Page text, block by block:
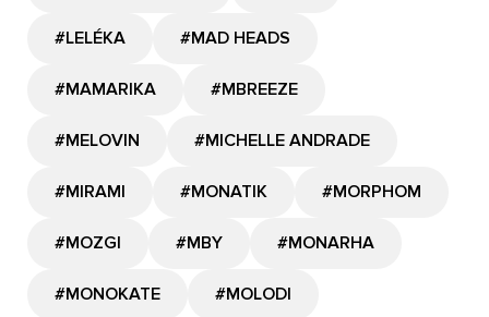
#LELÉKA #MAD HEADS
#MAMARIKA #MBREEZE
#MELOVIN #MICHELLE ANDRADE
#MIRAMI #MONATIK #MORPHOM
#MOZGI #MBY #MONARHA
#MONOKATE #MOLODI